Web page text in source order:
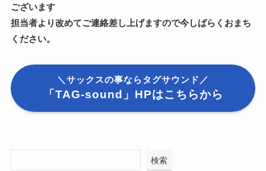
ございます
担当者より改めてご連絡差し上げますので今しばらくおまち
ください。
＼サックスの事ならタグサウンド／
「TAG-sound 」HPはこちらから
検索